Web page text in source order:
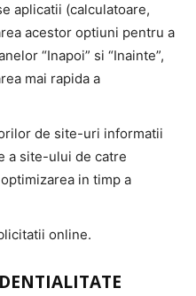
aplicatii (calculatoare,
acestor optiuni pentru a
“Inapoi” si “Inainte”,
mai rapida a
de site-uri informatii
a site-ului de catre
in timp a
online.